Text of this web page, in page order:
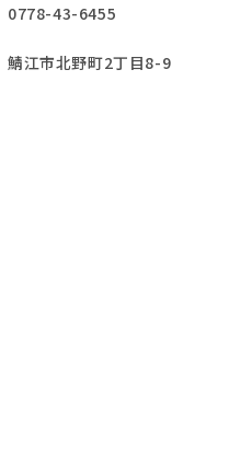
0778-43-6455
鯖江市北野町2丁目8-9